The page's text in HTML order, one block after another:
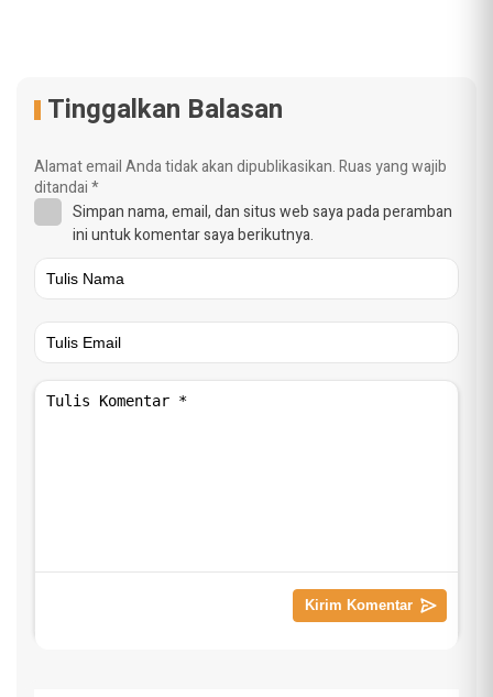
Tinggalkan Balasan
Alamat email Anda tidak akan dipublikasikan.Ruas yang wajib
ditandai*
Simpan nama, email, dan situs web saya pada peramban
ini untuk komentar saya berikutnya.